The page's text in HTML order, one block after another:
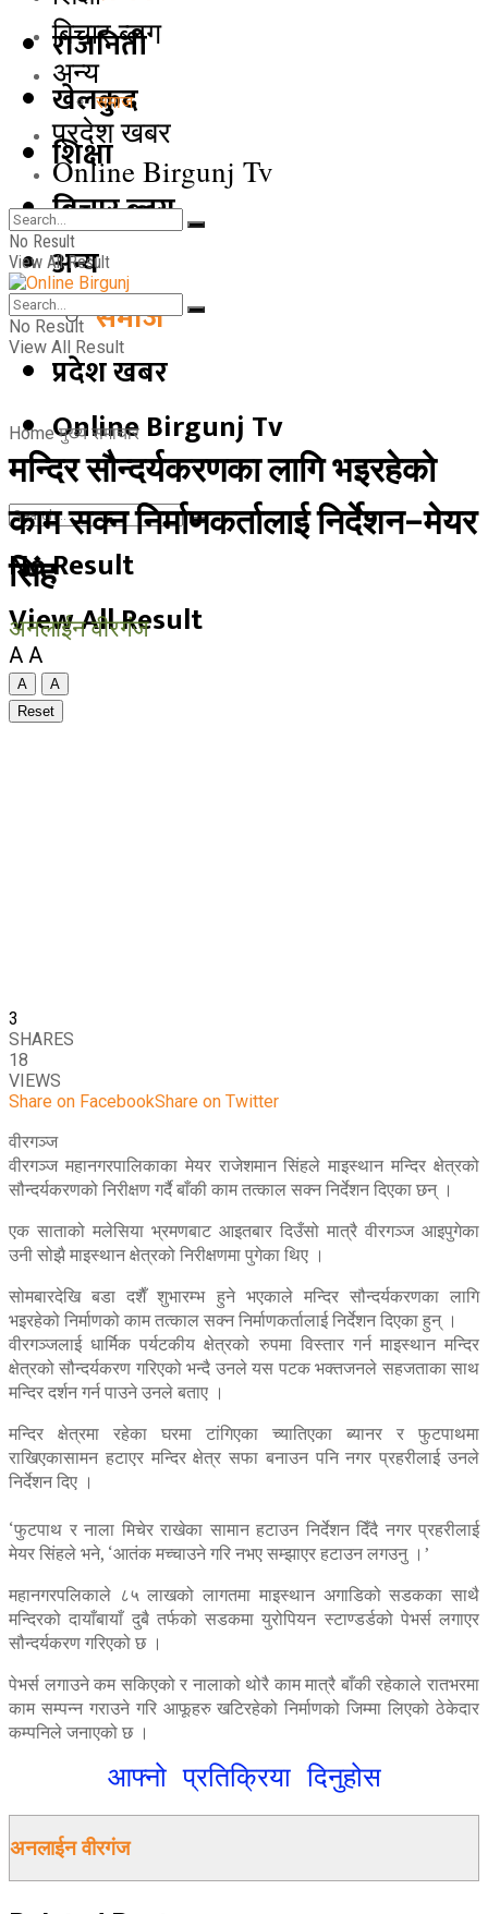
राजनिती
खेलकुद
शिक्षा
बिचार ब्लग
अन्य
समाज
प्रदेश खबर
Online Birgunj Tv
No Result
View All Result
बिचार ब्लग
अन्य
समाज
प्रदेश खबर
Online Birgunj Tv
No Result
View All Result
No Result
View All Result
Home मुख्य समाचार
मन्दिर सौन्दर्यकरणका लागि भइरहेको
काम सक्न निर्माणकर्तालाई निर्देशन–मेयर
सिंह
अनलाईन वीरगंज
A A
A
A
Reset
3
SHARES
18
VIEWS
Share on FacebookShare on Twitter
वीरगञ्ज
वीरगञ्ज महानगरपालिकाका मेयर राजेशमान सिंहले माइस्थान मन्दिर क्षेत्रको
सौन्दर्यकरणको निरीक्षण गर्दै बाँकी काम तत्काल सक्न निर्देशन दिएका छन् ।
एक साताको मलेसिया भ्रमणबाट आइतबार दिउँसो मात्रै वीरगञ्ज आइपुगेका
उनी सोझै माइस्थान क्षेत्रको निरीक्षणमा पुगेका थिए ।
सोमबारदेखि बडा दशैँ शुभारम्भ हुने भएकाले मन्दिर सौन्दर्यकरणका लागि
भइरहेको निर्माणको काम तत्काल सक्न निर्माणकर्तालाई निर्देशन दिएका हुन् ।
वीरगञ्जलाई धार्मिक पर्यटकीय क्षेत्रको रुपमा विस्तार गर्न माइस्थान मन्दिर
क्षेत्रको सौन्दर्यकरण गरिएको भन्दै उनले यस पटक भक्तजनले सहजताका साथ
मन्दिर दर्शन गर्न पाउने उनले बताए ।
मन्दिर क्षेत्रमा रहेका घरमा टांगिएका च्यातिएका ब्यानर र फुटपाथमा
राखिएकासामन हटाएर मन्दिर क्षेत्र सफा बनाउन पनि नगर प्रहरीलाई उनले
निर्देशन दिए ।
‘फुटपाथ र नाला मिचेर राखेका सामान हटाउन निर्देशन दिँदै नगर प्रहरीलाई
मेयर सिंहले भने, ‘आतंक मच्चाउने गरि नभए सम्झाएर हटाउन लगउनु ।’
महानगरपलिकाले ८५ लाखको लागतमा माइस्थान अगाडिको सडकका साथै
मन्दिरको दायाँबायाँ दुबै तर्फको सडकमा युरोपियन स्टाण्डर्डको पेभर्स लगाएर
सौन्दर्यकरण गरिएको छ ।
पेभर्स लगाउने कम सकिएको र नालाको थोरै काम मात्रै बाँकी रहेकाले रातभरमा
काम सम्पन्न गराउने गरि आफूहरु खटिरहेको निर्माणको जिम्मा लिएको ठेकेदार
कम्पनिले जनाएको छ ।
आफ्नो प्रतिक्रिया दिनुहोस
अनलाईन वीरगंज